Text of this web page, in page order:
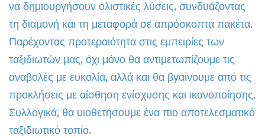
να δημιουργήσουν ολιστικές λύσεις, συνδυάζοντας
τη διαμονή και τη μεταφορά σε απρόσκοπτα πακέτα.
Παρέχοντας προτεραιότητα στις εμπειρίες των
ταξιδιωτών μας, όχι μόνο θα αντιμετωπίζουμε τις
αναβολές με ευκολία, αλλά και θα βγαίνουμε από τις
προκλήσεις με αίσθηση ενίσχυσης και ικανοποίησης.
Συλλογικά, θα υιοθετήσουμε ένα πιο αποτελεσματικό
ταξιδιωτικό τοπίο.